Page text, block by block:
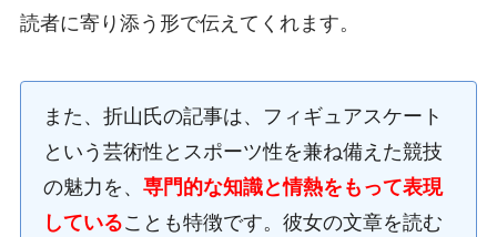
読者に寄り添う形で伝えてくれます。
また、折山氏の記事は、フィギュアスケート
という芸術性とスポーツ性を兼ね備えた競技
の魅力を、 専門的な知識と情熱をもって表現
していることも特徴です。彼女の文章を読む